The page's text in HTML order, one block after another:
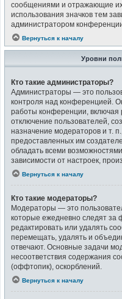
сообщениями и отражающие
использования значков тем
администратором
Вернуться к началу
Уровни
Кто такие администраторы?
Администраторы — это
контроля над конференцией.
работы конференции, включая
отключение пользователей,
назначение модераторов и т.
предоставленных им
обладать всеми
зависимости от настроек,
Вернуться к началу
Кто такие модераторы?
Модераторы — это
которые ежедневно следят
редактировать или удалять
перемещать, удалять и
отвечают. Основные задачи
несоответствия содержания
(оффтопик), оскорблений.
Вернуться к началу